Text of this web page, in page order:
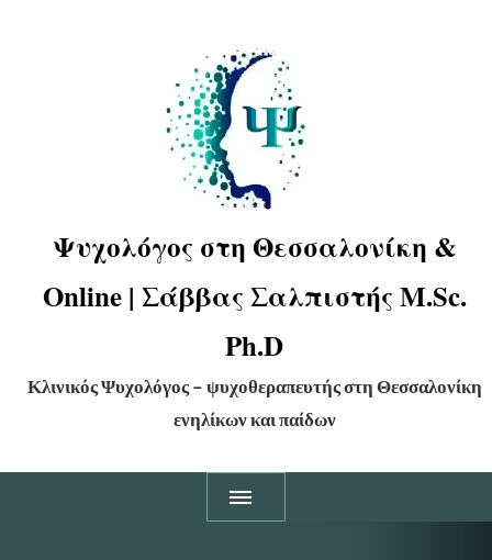
Ψυχολόγος στη Θεσσαλονίκη &
Online | Σάββας Σαλπιστής M.Sc.
Ph.D
Κλινικός Ψυχολόγος – ψυχοθεραπευτής στη Θεσσαλονίκη
ενηλίκων και παίδων